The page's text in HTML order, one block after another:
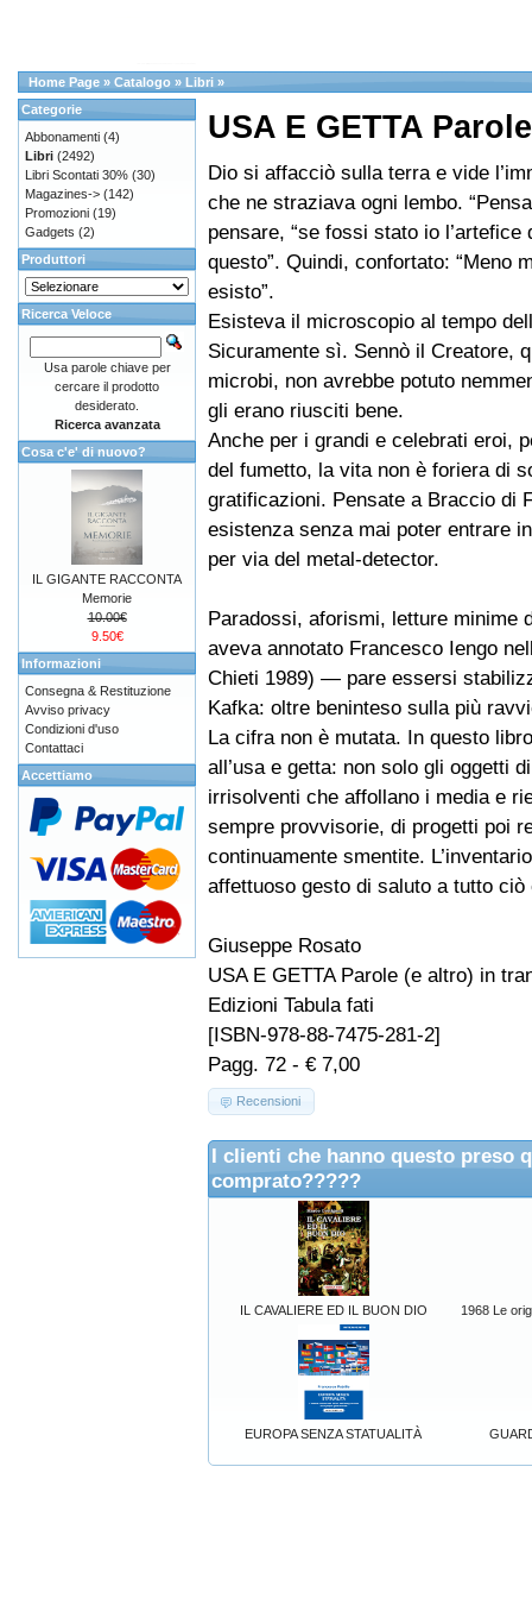
Home Page » Catalogo » Libri »
USA E GETTA
Dio si affacciò sulla terra e vide
che ne straziava ogni lembo.
pensare, “se fossi stato io l’artefice
questo”. Quindi, confortato: “Meno
esisto”.
Esisteva il microscopio al tempo
Sicuramente sì. Sennò il Creatore,
microbi, non avrebbe potuto
gli erano riusciti bene.
Anche per i grandi e celebrati eroi,
del fumetto, la vita non è foriera di
gratificazioni. Pensate a Braccio di
esistenza senza mai poter entrare
per via del metal-detector.
Paradossi, aforismi, letture
aveva annotato Francesco Iengo
Chieti 1989) — pare essersi
Kafka: oltre beninteso sulla più
La cifra non è mutata. In questo
all’usa e getta: non solo gli oggetti
irrisolventi che affollano i media e
sempre provvisorie, di progetti poi
continuamente smentite.
affettuoso gesto di saluto a tutto
Giuseppe Rosato
USA E GETTA Parole (e altro) in
Edizioni Tabula fati
[ISBN-978-88-7475-281-2]
Pagg. 72 - € 7,00
Recensioni
I clienti che hanno questo preso
comprato?????
IL CAVALIERE ED IL BUON DIO 1968 Le
EUROPA SENZA STATUALITÀ
Categorie
Abbonamenti (4)
Libri (2492)
Libri Scontati 30% (30)
Magazines-> (142)
Promozioni (19)
Gadgets (2)
Produttori
Ricerca Veloce
Usa parole chiave per
cercare il prodotto
desiderato.
Ricerca avanzata
Cosa c'e' di nuovo?
IL GIGANTE RACCONTA
Memorie
10.00€
9.50€
Informazioni
Consegna & Restituzione
Avviso privacy
Condizioni d'uso
Contattaci
Accettiamo